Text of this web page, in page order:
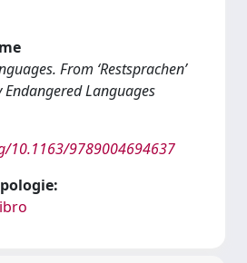
From ‘Restsprachen’
Languages
10.1163/9789004694637